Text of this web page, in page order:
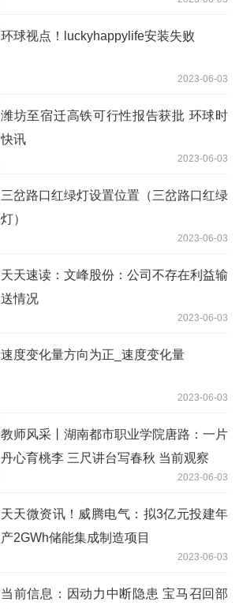
环球视点！luckyhappylife安装失败
2023-06-03
潍坊至宿迁高铁可行性报告获批 环球时
快讯
2023-06-03
三岔路口红绿灯设置位置（三岔路口红绿
灯）
2023-06-03
天天速读：文峰股份：公司不存在利益输
送情况
2023-06-03
速度变化量方向为正_速度变化量
2023-06-03
教师风采丨湖南都市职业学院唐路：一片
丹心育桃李 三尺讲台写春秋 当前观察
2023-06-03
天天微资讯！威腾电气：拟3亿元投建年
产2GWh储能集成制造项目
2023-06-03
当前信息：因动力中断隐患 宝马召回部